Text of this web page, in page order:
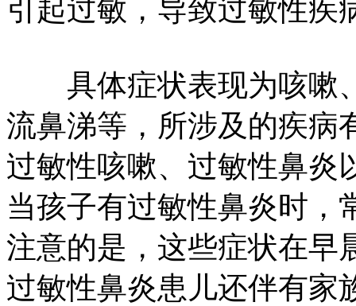
引起过敏，导致过敏性疾
具体症状表现为咳嗽
流鼻涕等，所涉及的疾病
过敏性咳嗽、过敏性鼻炎
当孩子有过敏性鼻炎时，
注意的是，这些症状在早
过敏性鼻炎患儿还伴有家